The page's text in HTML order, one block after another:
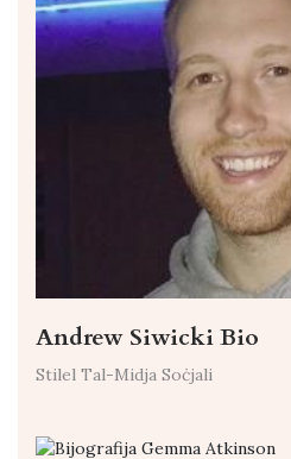
Andrew Siwicki Bio
Stilel Tal-Midja Soċjali